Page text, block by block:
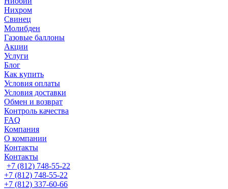
Нихром
Свинец
Молибден
Газовые баллоны
Акции
Услуги
Блог
Как купить
Условия оплаты
Условия доставки
Обмен и возврат
Контроль качества
FAQ
Компания
О компании
Контакты
Контакты
+7 (812) 748-55-22
+7 (812) 748-55-22
+7 (812) 337-60-66